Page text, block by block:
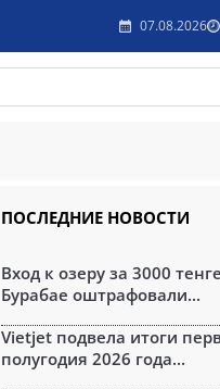
07.08.2026
ПОСЛЕДНИЕ НОВОСТИ
Вход к озеру за 3000
Бурабае оштрафовали...
Vietjet подвела итоги
полугодия 2026 года...